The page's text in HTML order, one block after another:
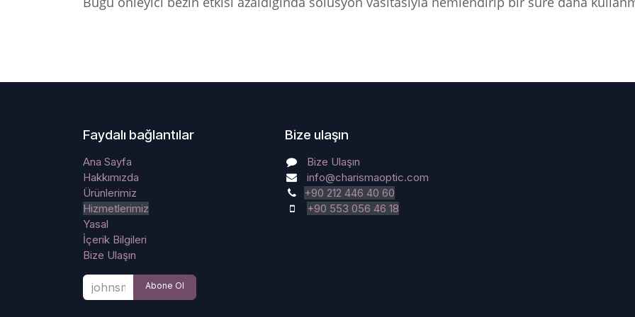
Faydalı bağlantılar
Ana Sayfa
Hakkımızda
Ürünlerimiz
Hizmetlerimiz
Yasal
İçerik Bilgileri
Bize Ulaşın
Abone Ol
Bize ulaşın
Bize Ulaşın
info@charismaoptic.com
+90 212 446 40 60
+90 553 056 46 18